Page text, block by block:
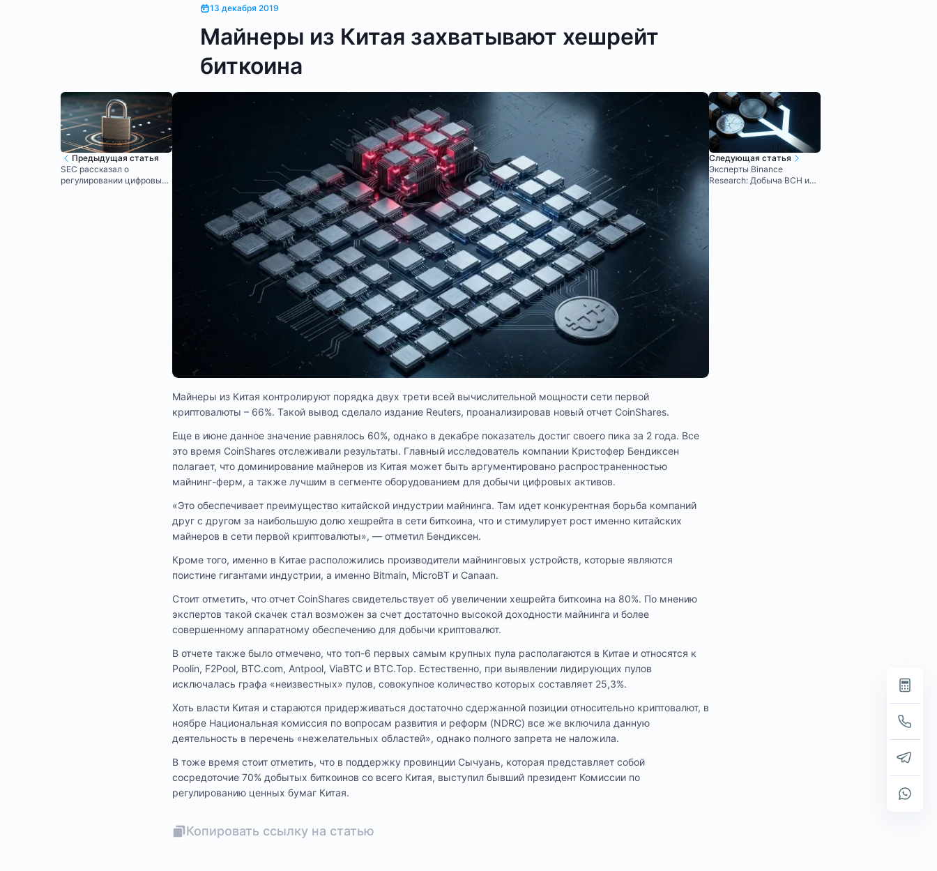
13 декабря 2019
Майнеры из Китая захватывают хешрейт
биткоина
Предыдущая статья
SEC рассказал о
регулировании цифровых
Майнеры из Китая контролируют порядка двух трети всей вычислительной мощности сети первой
криптовалюты – 66%. Такой вывод сделало издание Reuters, проанализировав новый отчет CoinShares.
Еще в июне данное значение равнялось 60%, однако в декабре показатель достиг своего пика за 2 года. Все
это время CoinShares отслеживали результаты. Главный исследователь компании Кристофер Бендиксен
полагает, что доминирование майнеров из Китая может быть аргументировано распространенностью
майнинг-ферм, а также лучшим в сегменте оборудованием для добычи цифровых активов.
«Это обеспечивает преимущество китайской индустрии майнинга. Там идет конкурентная борьба компаний
друг с другом за наибольшую долю хешрейта в сети биткоина, что и стимулирует рост именно китайских
майнеров в сети первой криптовалюты», — отметил Бендиксен.
Кроме того, именно в Китае расположились производители майнинговых устройств, которые являются
поистине гигантами индустрии, а именно Bitmain, MicroBT и Canaan.
Стоит отметить, что отчет CoinShares свидетельствует об увеличении хешрейта биткоина на 80%. По мнению
экспертов такой скачек стал возможен за счет достаточно высокой доходности майнинга и более
совершенному аппаратному обеспечению для добычи криптовалют.
В отчете также было отмечено, что топ-6 первых самым крупных пула располагаются в Китае и относятся к
Poolin, F2Pool, BTC.com, Antpool, ViaBTC и BTC.Top. Естественно, при выявлении лидирующих пулов
исключалась графа «неизвестных» пулов, совокупное количество которых составляет 25,3%.
Хоть власти Китая и стараются придерживаться достаточно сдержанной позиции относительно криптовалют, в
ноябре Национальная комиссия по вопросам развития и реформ (NDRC) все же включила данную
деятельность в перечень «нежелательных областей», однако полного запрета не наложила.
В тоже время стоит отметить, что в поддержку провинции Сычуань, которая представляет собой
сосредоточие 70% добытых биткоинов со всего Китая, выступил бывший президент Комиссии по
регулированию ценных бумаг Китая.
Копировать ссылку на статью
Следующая статья
Эксперты Binance
Research: Добыча BCH и